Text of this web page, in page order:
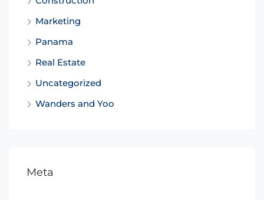
Marketing
Panama
Real Estate
Uncategorized
Wanders and Yoo
Meta